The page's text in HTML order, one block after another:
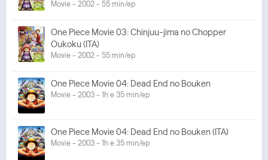
Movie - 2002 - 55 min/ep
One Piece Movie 03: Chinjuu-jima no Chopper
Oukoku (ITA)
Movie - 2002 - 55 min/ep
One Piece Movie 04: Dead End no Bouken
Movie - 2003 - 1h e 35 min/ep
One Piece Movie 04: Dead End no Bouken (ITA)
Movie - 2003 - 1h e 35 min/ep